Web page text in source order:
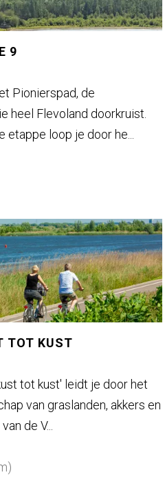
9
Pionierspad, de
heel Flevoland doorkruist.
loop je door he...
TOT KUST
tot kust' leidt je door het
van graslanden, akkers en
de V...